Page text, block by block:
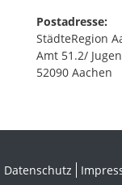
Postadresse:
StädteRegion
Amt 51.2/
52090 Aachen
Datenschutz